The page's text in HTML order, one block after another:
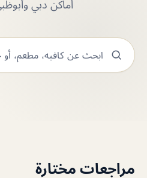
أماكن دبي
مراجعات مختارة